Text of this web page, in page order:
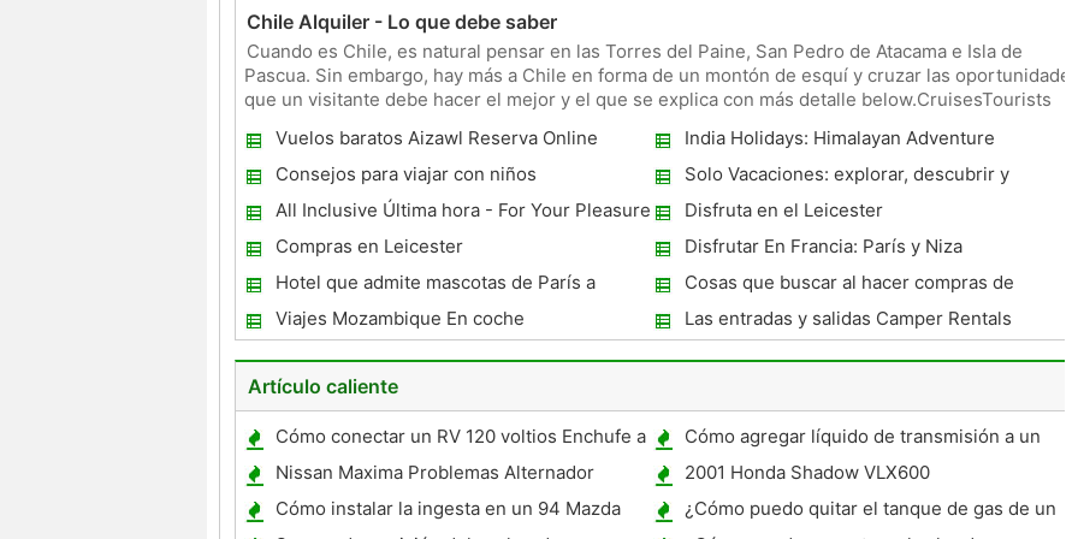
Chile Alquiler - Lo que debe saber
Cuando es Chile, es natural pensar en las Torres del Paine, San Pedro de Atacama e Isla de
Pascua. Sin embargo, hay más a Chile en forma de un montón de esquí y cruzar las
que un visitante debe hacer el mejor y el que se explica con más detalle below.CruisesTourists
Vuelos baratos Aizawl Reserva Online
India Holidays: Himalayan Adventure
Consejos para viajar con niños
Solo Vacaciones: explorar, descubrir y
disfrutar
All Inclusive Última hora - For Your Pleasure
Travel
Disfruta en el Leicester
Compras en Leicester
Disfrutar En Francia: París y Niza
Hotel que admite mascotas de París a
Portland
Cosas que buscar al hacer compras de
pisos en alquiler
Viajes Mozambique En coche
Las entradas y salidas Camper Rentals
Nueva Zelanda y lo que usted debe saber
Artículo caliente
Cómo conectar un RV 120 voltios Enchufe a
un solo polo 30 amp
Cómo agregar líquido de transmisión a un
coche
Nissan Maxima Problemas Alternador
2001 Honda Shadow VLX600
Especificaciones
Cómo instalar la ingesta en un 94 Mazda
¿Cómo puedo quitar el tanque de gas de un